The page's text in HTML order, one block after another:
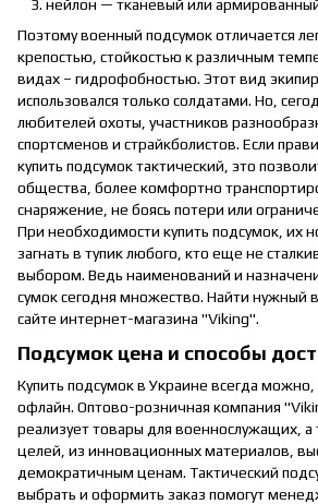
нейлон — тканевый или
Поэтому военный подсумок отличается
крепостью, стойкостью к различным
видах – гидрофобностью. Этот вид
использовался только солдатами. Но,
любителей охоты, участников
спортсменов и страйкболистов. Если
купить подсумок тактический, это
общества, более комфортно
снаряжение, не боясь потери или
При необходимости купить подсумок, их
загнать в тупик любого, кто еще не
выбором. Ведь наименований и
сумок сегодня множество. Найти нужный
сайте интернет-магазина "Viking".
Подсумок цена и способы
Купить подсумок в Украине всегда можно,
офлайн. Оптово-розничная компания
реализует товары для военнослужащих, а
целей, из инновационных материалов,
демократичным ценам. Тактический
выбрать и оформить заказ помогут